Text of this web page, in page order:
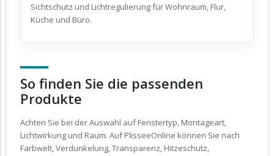
Sichtschutz und Lichtregulierung für Wohnraum, Flur,
Küche und Büro.
So finden Sie die passenden
Produkte
Achten Sie bei der Auswahl auf Fenstertyp, Montageart,
Lichtwirkung und Raum. Auf PlisseeOnline können Sie nach
Farbwelt, Verdunkelung, Transparenz, Hitzeschutz,